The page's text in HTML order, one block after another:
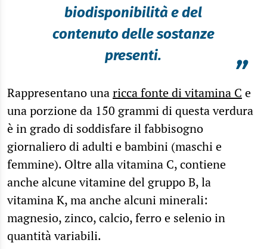
biodisponibilità e del
contenuto delle sostanze
presenti.
”
Rappresentano unaricca fonte di vitamina C e
una porzione da 150 grammi di questa verdura
è in grado di soddisfare il fabbisogno
giornaliero di adulti e bambini (maschi e
femmine). Oltre alla vitamina C, contiene
anche alcune vitamine del gruppo B, la
vitamina K, ma anche alcuni minerali:
magnesio, zinco, calcio, ferro e selenio in
quantità variabili.